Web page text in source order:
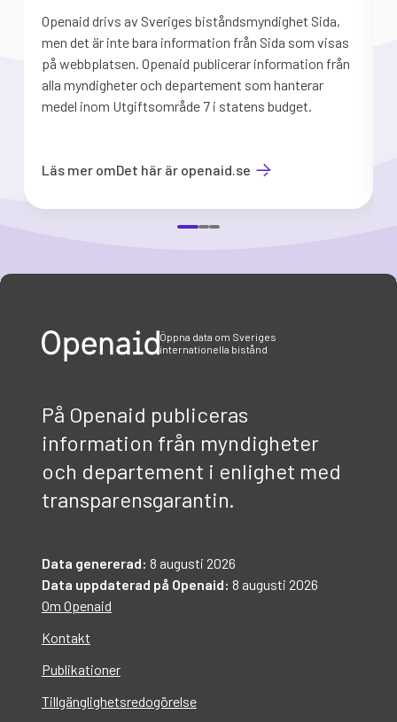
Openaid drivs av Sveriges biståndsmyndighet Sida,
men det är inte bara information från Sida som visas
på webbplatsen. Openaid publicerar information från
alla myndigheter och departement som hanterar
medel inom Utgiftsområde 7 i statens budget.
Läs mer omDet här är openaid.se
Öppna data om Sveriges
internationella bistånd
På Openaid publiceras
information från myndigheter
och departement i enlighet med
transparensgarantin.
Data genererad: 8 augusti 2026
Data uppdaterad på Openaid: 8 augusti 2026
Om Openaid
Kontakt
Publikationer
Tillgänglighetsredogörelse